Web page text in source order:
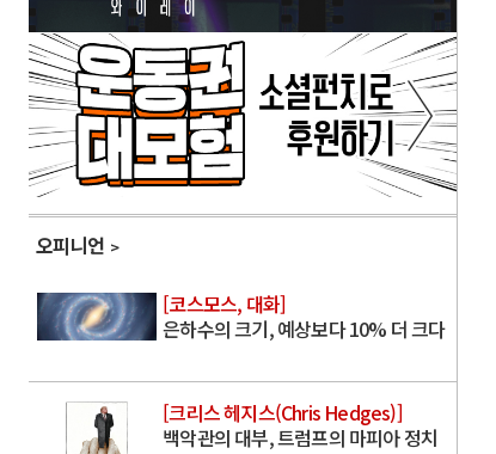
오피니언
[코스모스, 대화]
은하수의 크기, 예상보다 10% 더 크다
[크리스 헤지스(Chris Hedges)]
백악관의 대부, 트럼프의 마피아 정치